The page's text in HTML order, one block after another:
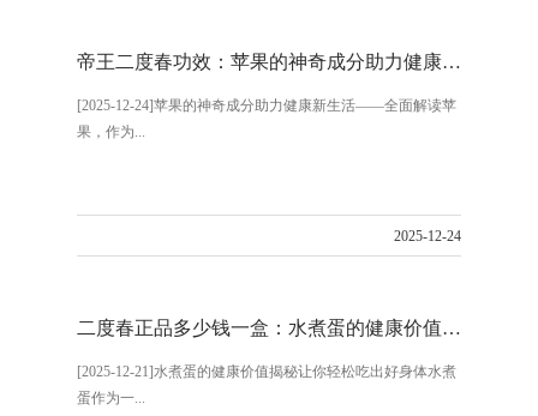
帝王二度春功效：苹果的神奇成分助力健康新生活
[2025-12-24]苹果的神奇成分助力健康新生活——全面解读苹
果，作为...
2025-12-24
二度春正品多少钱一盒：水煮蛋的健康价值揭秘让你轻松吃出好身体
[2025-12-21]水煮蛋的健康价值揭秘让你轻松吃出好身体水煮
蛋作为一...